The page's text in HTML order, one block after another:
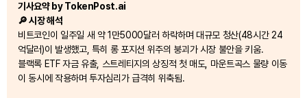
기사요약 by TokenPost.ai
🔎 시장 해석
비트코인이 일주일 새 약 1만5000달러 하락하며 대규모 청산(48시간 24
억달러)이 발생했고, 특히 롱 포지션 위주의 붕괴가 시장 불안을 키움.
블랙록 ETF 자금 유출, 스트레티지의 상징적 첫 매도, 마운트곡스 물량 이동
이 동시에 작용하며 투자심리가 급격히 위축됨.